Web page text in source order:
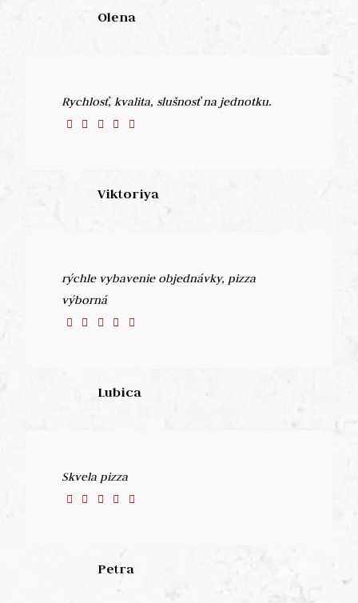
Olena
Rychlosť, kvalita, slušnosť na jednotku.
Viktoriya
rýchle vybavenie objednávky, pizza
výborná
Lubica
Skvela pizza
Petra